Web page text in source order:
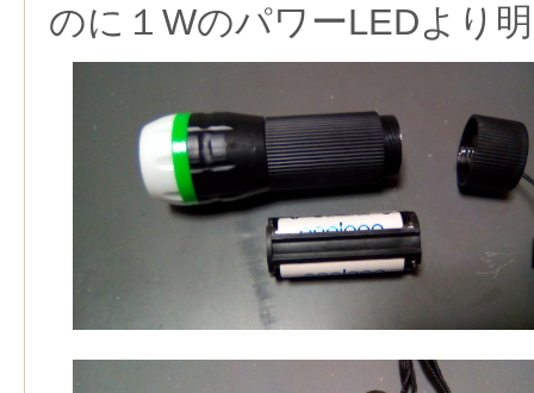
のに１WのパワーLEDより